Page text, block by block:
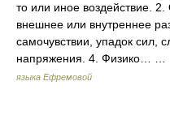
то или иное воздействие.
внешнее или внутреннее
самочувствии, упадок сил,
напряжения. 4. Физико… …
языка Ефремовой